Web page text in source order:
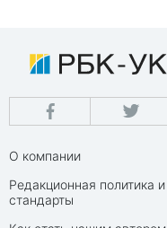
О компании
Редакционная политика и
стандарты